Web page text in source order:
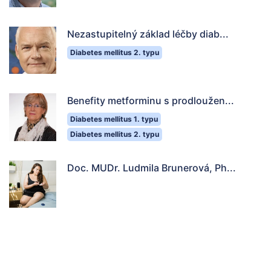
Nezastupitelný základ léčby diab...
Diabetes mellitus 2. typu
Benefity metforminu s prodloužen...
Diabetes mellitus 1. typu
Diabetes mellitus 2. typu
Doc. MUDr. Ludmila Brunerová, Ph...